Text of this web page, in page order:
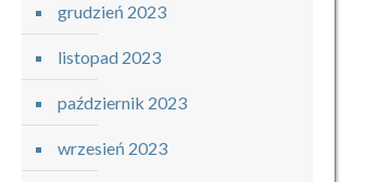
grudzień 2023
listopad 2023
październik 2023
wrzesień 2023